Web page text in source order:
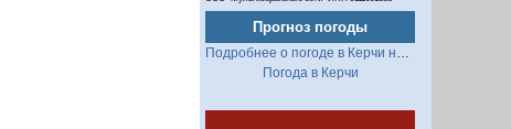
Прогноз погоды
Подробнее о погоде в Керчи на 2 недели
Погода в Керчи